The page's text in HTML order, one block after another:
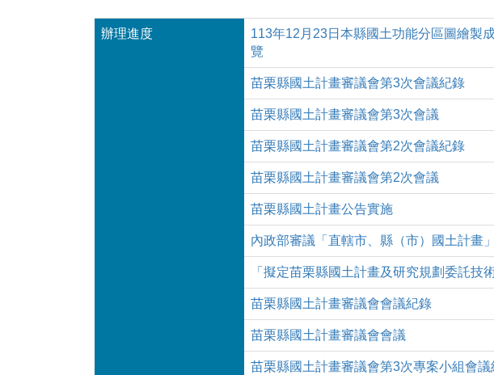
辦理進度
113年12月23日本縣國土功能分區圖繪製
覽
苗栗縣國土計畫審議會第3次會議紀錄
苗栗縣國土計畫審議會第3次會議
苗栗縣國土計畫審議會第2次會議紀錄
苗栗縣國土計畫審議會第2次會議
苗栗縣國土計畫公告實施
內政部審議「直轄市、縣（市）國土計畫
「擬定苗栗縣國土計畫及研究規劃委託技
苗栗縣國土計畫審議會會議紀錄
苗栗縣國土計畫審議會會議
苗栗縣國土計畫審議會第3次專案小組會議